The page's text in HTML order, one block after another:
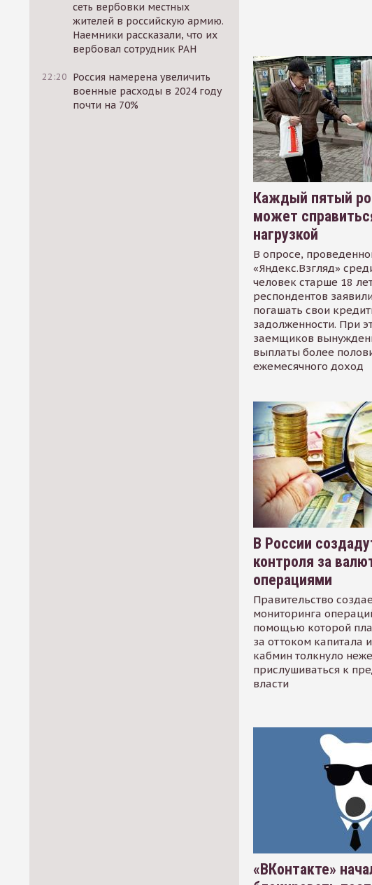
сеть вербовки местных
жителей в российскую армию.
Наемники рассказали, что их
вербовал сотрудник РАН
22:20 Россия намерена увеличить
военные расходы в 2024 году
почти на 70%
Каждый пятый
может
нагрузкой
В опросе,
«Яндекс.Взгляд»
человек старше 18
респондентов
погашать свои
задолженности. При
заемщиков
выплаты более
ежемесячного доход
В России
контроля за
операциями
Правительство
мониторинга
помощью которой
за оттоком капитала
кабмин толкнуло
прислушиваться к
власти
«ВКонтакте»